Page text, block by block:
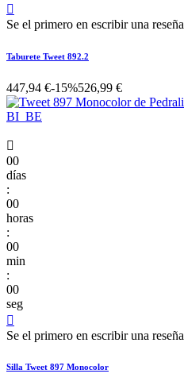

Se el primero en escribir una reseña
Taburete Tweet 892.2
447,94 €-15%526,99 €

00
días
:
00
horas
:
00
min
:
00
seg

Se el primero en escribir una reseña
Silla Tweet 897 Monocolor